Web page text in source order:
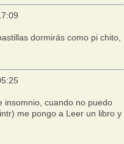
dormirás como pi chito,
insomnio, cuando no puedo
me pongo a Leer un libro y